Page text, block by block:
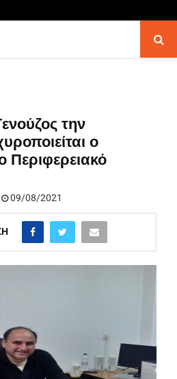
την
ο
Περιφερειακό
09/08/2021